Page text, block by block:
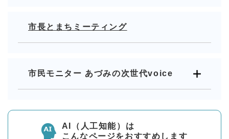
市長とまちミーティング
市民モニター あづみの次世代voice
AI（人工知能）は
こんなページをおすすめします